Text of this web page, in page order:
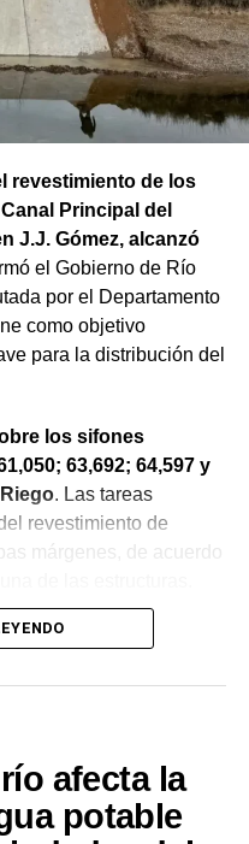
revestimiento de los
Principal del
J.J. Gómez, alcanzó
el Gobierno de Río
por el Departamento
como objetivo
para la distribución del
los sifones
63,692; 64,597 y
. Las tareas
revestimiento de
márgenes, de acuerdo
losas deterioradas, la
revestimiento de
acero y el sellado de
de la infraestructura.
intervención forma
y renovación de la
afecta la
potable